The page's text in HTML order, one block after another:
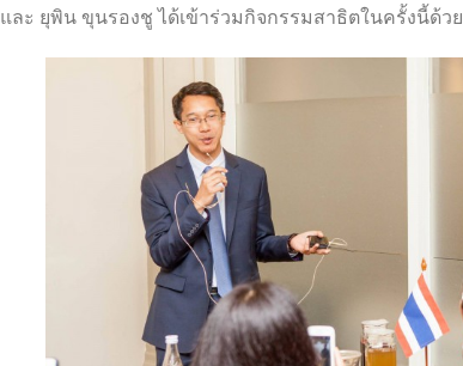
และ ยุพิน ขุนรองชู ได้เข้าร่วมกิจกรรมสาธิตในครั้งนี้ด้วย